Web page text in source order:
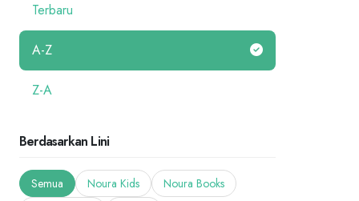
Terbaru
A-Z
Z-A
Berdasarkan Lini
Semua Noura Kids
Noura Books